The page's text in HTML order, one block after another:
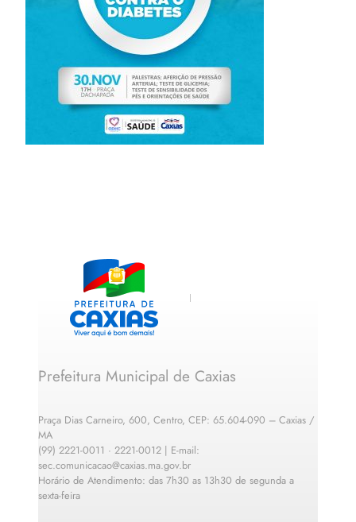
Prefeitura Municipal de Caxias
Praça Dias Carneiro, 600, Centro, CEP: 65.604-090 – Caxias /
MA
(99) 2221-0011 · 2221-0012 | E-mail:
sec.comunicacao@caxias.ma.gov.br
Horário de Atendimento: das 7h30 as 13h30 de segunda a
sexta-feira